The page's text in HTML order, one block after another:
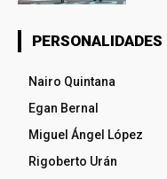
PERSONALIDADES
Nairo Quintana
Egan Bernal
Miguel Ángel López
Rigoberto Urán